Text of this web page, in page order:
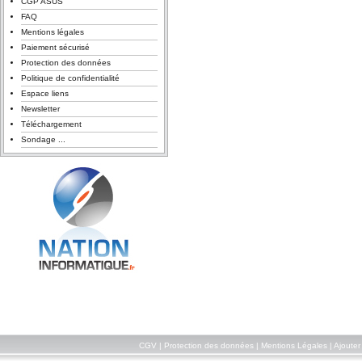
FAQ
Mentions légales
Paiement sécurisé
Protection des données
Politique de confidentialité
Espace liens
Newsletter
Téléchargement
Sondage ...
CGV Protection des données| Mentions Légales| Ajouter